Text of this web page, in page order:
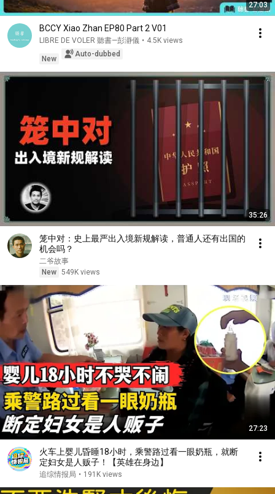
27:03
BCCY Xiao Zhan EP80 Part 2 V01
LIBRE DE VOLER 聽書—彭瀞儀 • 4.5K views
New
Auto-dubbed
35:26
笼中对：史上最严出入境新规解读，普通人还有出国的
机会吗？
二爷故事
New 549K views
27:23
火车上婴儿昏睡18小时，乘警路过看一眼奶瓶，就断
定妇女是人贩子！【英雄在身边】
追综情报局 • 191K views